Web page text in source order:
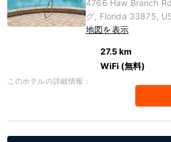
4766 Haw Branch
グ, Florida 33875,
地図を表示
27.5 km
WiFi (無料)
このホテルの詳細情報：